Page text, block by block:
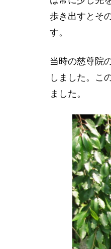
歩き出すとそ
す。
当時の慈尊院
しました。こ
ました。